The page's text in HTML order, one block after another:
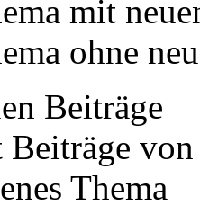
mit
ohne
Beiträge
Beiträge
Thema